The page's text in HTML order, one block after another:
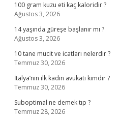
100 gram kuzu eti kaç kaloridir ?
Ağustos 3, 2026
14 yaşında güreşe başlanır mı ?
Ağustos 3, 2026
10 tane mucit ve icatları nelerdir ?
Temmuz 30, 2026
İtalya’nın ilk kadın avukatı kimdir ?
Temmuz 30, 2026
Suboptimal ne demek tıp ?
Temmuz 28, 2026